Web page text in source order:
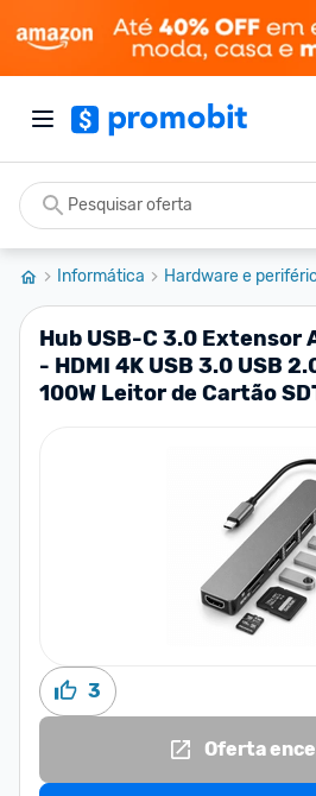
Informática Hardware e
Hub USB-C 3.0 Extensor
- HDMI 4K USB 3.0 USB
100W Leitor de Cartão
3
Oferta